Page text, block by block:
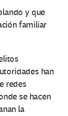
y que
familiar
han
redes
se hacen
la